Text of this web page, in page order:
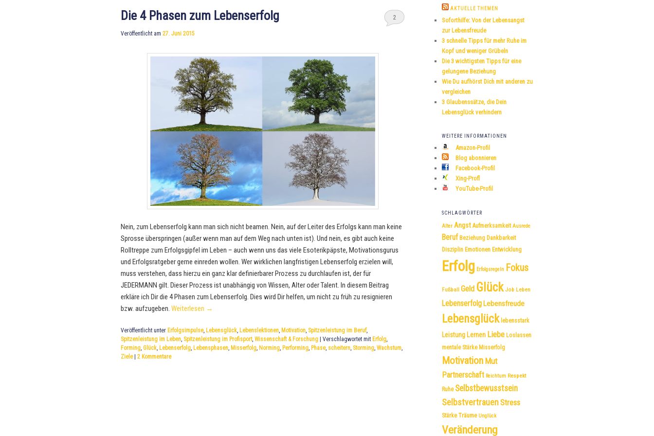
Die 4 Phasen zum Lebenserfolg
Veröffentlicht am 27. Juni 2015
2
Nein, zum Lebenserfolg kann man sich nicht beamen. Nein, auf der Leiter des Erfolgs kann man keine
Sprosse überspringen (außer wenn man auf dem Weg nach unten ist). Und nein, es gibt auch keine
Rolltreppe zum Erfolgsgipfel im Leben – auch wenn uns das viele Esoterikpäpste, Motivationsgurus
und Erfolgsratgeber gerne einreden wollen. Wer wirklichen langfristigen Lebenserfolg erzielen will,
muss verstehen, dass hierzu ein ganz klar definierbarer Prozess zu durchlaufen ist, der für
JEDERMANN gilt. Dieser Prozess ist unabhängig von Wissen, Alter oder Talent. In diesem Beitrag
erkläre ich Dir die 4 Phasen zum Lebenserfolg. Dies wird Dir helfen, um nicht zu früh zu resignieren
bzw. aufzugeben. Weiterlesen →
Veröffentlicht unter Erfolgsimpulse, Lebensglück, Lebenslektionen, Motivation, Spitzenleistung im Beruf,
Spitzenleistung im Leben, Spitzenleistung im Profisport, Wissenschaft & Forschung Verschlagwortet mit Erfolg,
Forming, Glück, Lebenserfolg, Lebensphasen, Misserfolg, Norming, Performing, Phase, scheitern, Storming, Wachstum,
Ziele
2 Kommentare
h
n
AKTUELLE THEMEN
Soforthilfe: Von der Lebensangst
zur Lebensfreude
3 schnelle Tipps für mehr Ruhe im
Kopf und weniger Grübeln
Die 3 wichtigsten Tipps für eine
gelungene Beziehung
Wie Du aufhörst Dich mit anderen zu
vergleichen
3 Glaubenssätze, die Dein
Lebensglück verhindern
WEITERE INFORMATIONEN
Amazon-Profil
Blog abonnieren
Facebook-Profil
Xing-Profl
YouTube-Profil
SCHLAGWÖRTER
Alter Angst Aufmerksamkeit Ausrede
Beruf Beziehung Dankbarkeit
Disziplin Emotionen Entwicklung
Erfolg Erfolgsregeln Fokus
Fußball Geld Glück Job Leben
Lebenserfolg Lebensfreude
Lebensglück lebensstark
Leistung Lernen Liebe Loslassen
mentale Stärke Misserfolg
Motivation Mut
Partnerschaft Reichtum Respekt
Ruhe Selbstbewusstsein
SelbstvertrauenStress
Stärke Träume Unglück
Veränderung